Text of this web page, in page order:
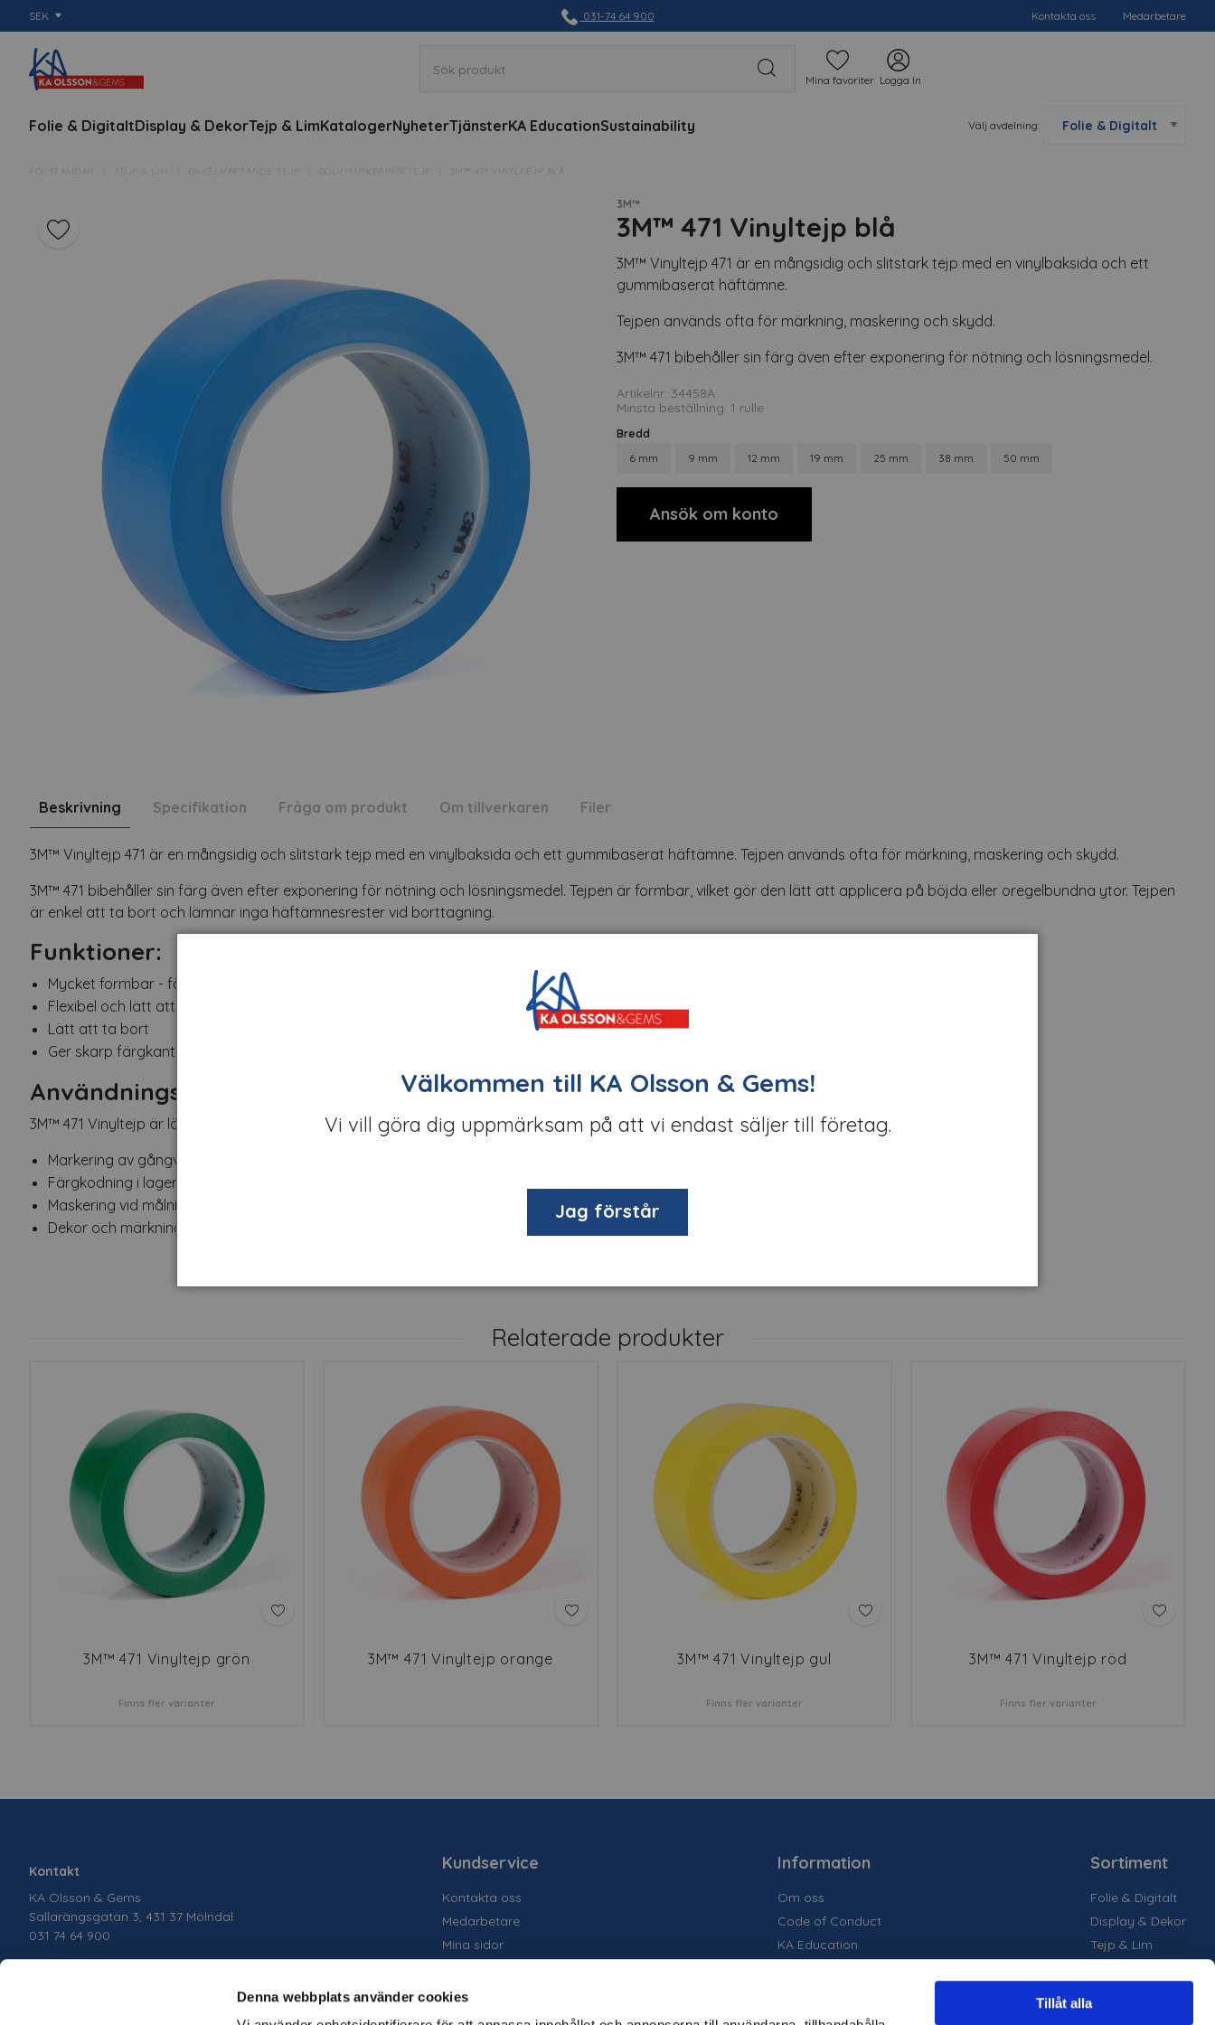
Denna webbplats använder cookies
Tillåt alla
SEK Kontakta oss Medarbetare
031-74 64 900
Mina favoriter Logga In
Folie & DigitaltDisplay & DekorTejp & LimKatalogerNyheterTjänsterKA EducationSustainability Välj avdelning:
FÖRSTASIDAN TEJP & LIM ENKELHÄFTANDE TEJP GOLVMARKERINGSTEJP 3M™ 471 VINYLTEJP BLÅ
3M™
3M™ 471 Vinyltejp blå
3M™ Vinyltejp 471 är en mångsidig och slitstark tejp med en vinylbaksida och ett
gummibaserat häftämne.
Tejpen används ofta för märkning, maskering och skydd.
3M™ 471 bibehåller sin färg även efter exponering för nötning och lösningsmedel.
Artikelnr: 34458A
Minsta beställning: 1 rulle
Bredd
6 mm
9 mm 12 mm 19 mm 25 mm 38 mm 50 mm
Ansök om konto
Beskrivning Specifikation Fråga om produkt Om tillverkaren Filer
3M™ Vinyltejp 471 är en mångsidig och slitstark tejp med en vinylbaksida och ett gummibaserat häftämne. Tejpen används ofta för märkning, maskering och skydd.
3M™ 471 bibehåller sin färg även efter exponering för nötning och lösningsmedel. Tejpen är formbar, vilket gör den lätt att applicera på böjda eller oregelbundna ytor. Tejpen
är enkel att ta bort och lämnar inga häftämnesrester vid borttagning.
Funktioner:
Mycket formbar - följer kurvor och ojämna ytor
Flexibel och lätt att forma
Lätt att ta bort
Ger skarp färgkant
Användningsområden:
3M™ 471 Vinyltejp är lämplig för en rad olika användningsområden, inklusive:
Markering av gångvägar och säkerhetszoner
Färgkodning i lager eller produktion
Maskering vid målning
Dekor och märkning
Relaterade produkter
3M™ 471 Vinyltejp grön
Finns fler varianter
3M™ 471 Vinyltejp orange 3M™ 471 Vinyltejp gul
Finns fler varianter
3M™ 471 Vinyltejp röd
Finns fler varianter
Kontakt
KA Olsson & Gems
Sallarängsgatan 3, 431 37 Mölndal
031 74 64 900
Kundservice
Kontakta oss
Medarbetare
Mina sidor
Allmänna villkor
Information
Om oss
Code of Conduct
KA Education
Tidigare projekt
Sortiment
Folie & Digitalt
Display & Dekor
Tejp & Lim
Välkommen till KA Olsson & Gems!
Vi vill göra dig uppmärksam på att vi endast säljer till företag.
Jag förstår